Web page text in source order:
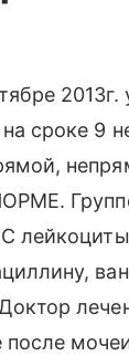
сроке 9